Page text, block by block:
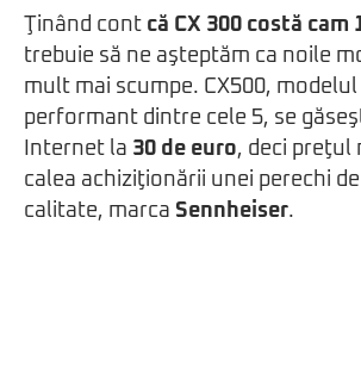
Ţinând cont că CX 300 costă cam
trebuie să ne aşteptăm ca noile
mult mai scumpe. CX500, modelul
performant dintre cele 5, se
Internet la 30 de euro, deci preţul
calea achiziţionării unei perechi
calitate, marca Sennheiser.